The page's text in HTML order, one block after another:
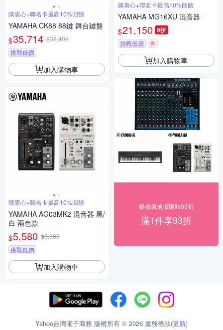
購衷心+聯名卡最高10%回饋
YAMAHA CK88 88鍵 舞台鍵盤
$35,714 $38,402
挑戰低價
加入購物車
購衷心+聯名卡最高10%回饋
YAMAHA AG03MK2 混音器 黑/
白 兩色款
$5,580 $6,000
挑戰低價
加入購物車
購衷心+聯名卡最高10%回饋
YAMAHA MG16XU 混音器
$21,150 9折
挑戰低價 券
加入購物車
樂器瘋搶價限時93折
滿1件享93折
Yahoo台灣電子商務 版權所有 © 2026 服務條款(更新)